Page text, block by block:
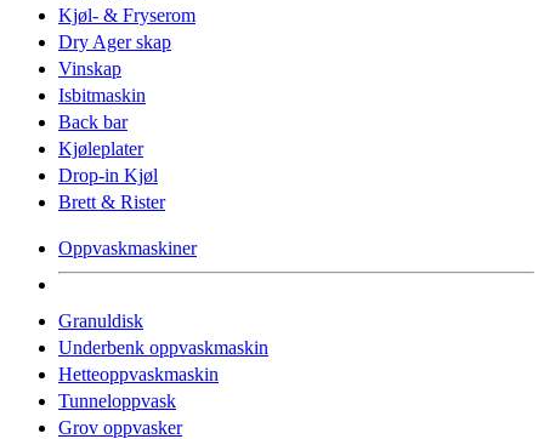
Kjøl- & Fryserom
Dry Ager skap
Vinskap
Isbitmaskin
Back bar
Kjøleplater
Drop-in Kjøl
Brett & Rister
Oppvaskmaskiner
Granuldisk
Underbenk oppvaskmaskin
Hetteoppvaskmaskin
Tunneloppvask
Grov oppvasker